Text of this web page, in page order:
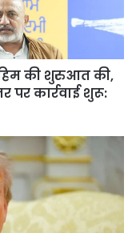
की शुरुआत की,
पर कार्रवाई शुरू: